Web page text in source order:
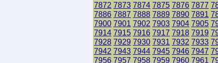
7872 7873 7874 7875 7876 7877
7886 7887 7888 7889 7890 7891
7900 7901 7902 7903 7904 7905
7914 7915 7916 7917 7918 7919
7928 7929 7930 7931 7932 7933
7942 7943 7944 7945 7946 7947
7956 7957 7958 7959 7960 7961